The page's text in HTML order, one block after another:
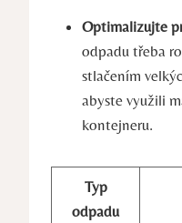
Optimalizujte
odpadu třeba
stlačením
abyste využili
kontejneru.
Typ
odpadu